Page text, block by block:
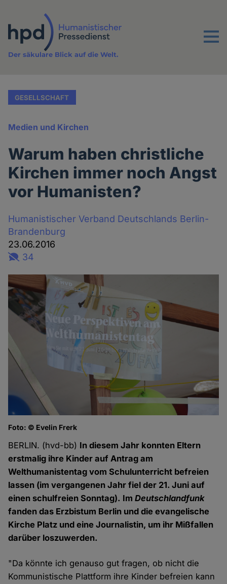
Inhalt
Menu
Der säkulare Blick auf die Welt.
GESELLSCHAFT
Medien und Kirchen
Warum haben christliche
Kirchen immer noch Angst
vor Humanisten?
Humanistischer Verband Deutschlands Berlin-
Brandenburg
23.06.2016
34
Foto: © Evelin Frerk
BERLIN. (hvd-bb) In diesem Jahr konnten Eltern
erstmalig ihre Kinder auf Antrag am
Welthumanistentag vom Schulunterricht befreien
lassen (im vergangenen Jahr fiel der 21. Juni auf
einen schulfreien Sonntag). ImDeutschlandfunk
fanden das Erzbistum Berlin und die evangelische
Kirche Platz und eine Journalistin, um ihr Mißfallen
darüber loszuwerden.
"Da könnte ich genauso gut fragen, ob nicht die
Kommunistische Plattform ihre Kinder befreien kann